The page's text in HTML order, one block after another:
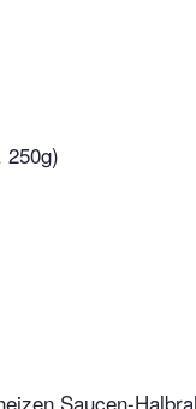
250g)